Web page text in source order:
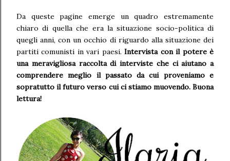
Da queste pagine emerge un quadro estremamente
chiaro di quella che era la situazione socio-politica di
quegli anni, con un occhio di riguardo alla situazione dei
partiti comunisti in vari paesi. Intervista con il potere è
una meravigliosa raccolta di interviste che ci aiutano a
comprendere meglio il passato da cui proveniamo e
sopratutto il futuro verso cui ci stiamo muovendo. Buona
lettura!